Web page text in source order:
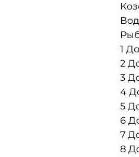
1
2
3
4
5
6
7
8